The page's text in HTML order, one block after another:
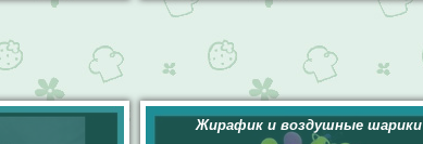
Жирафик и воздушные шарики